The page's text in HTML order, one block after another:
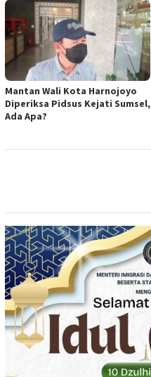
Mantan Wali Kota Harnojoyo
Diperiksa Pidsus Kejati Sumsel,
Ada Apa?